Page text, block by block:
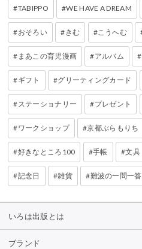
TABIPPO WE HAVE A DREAM
おそろい きむ こうへむ
まあこの育児漫画 アルバム
ギフト グリーティングカード
ステーショナリー プレゼント
ワークショップ 京都ぶらもりち
好きなところ100 手帳 文具
記念日 雑貨 難波の一問一答
いろは出版とは
ブランド